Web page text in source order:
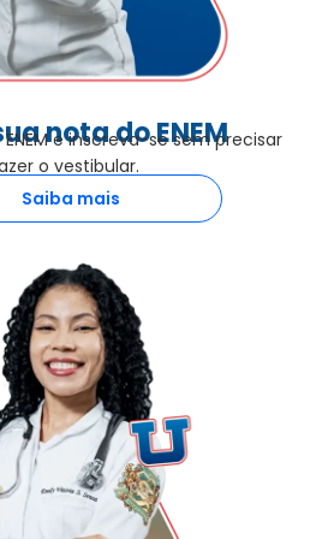
nota do ENEM
e inscreva-se sem precisar
o vestibular.
Saiba mais